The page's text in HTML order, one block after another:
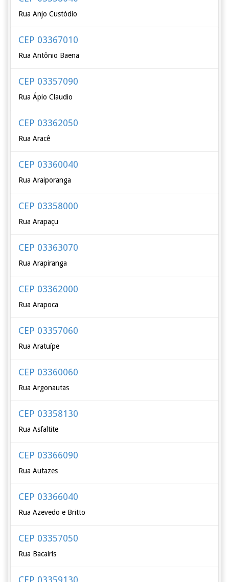
Rua Anjo Custódio
CEP 03367010
Rua Antônio Baena
CEP 03357090
Rua Ápio Claudio
CEP 03362050
Rua Aracê
CEP 03360040
Rua Araiporanga
CEP 03358000
Rua Arapaçu
CEP 03363070
Rua Arapiranga
CEP 03362000
Rua Arapoca
CEP 03357060
Rua Aratuípe
CEP 03360060
Rua Argonautas
CEP 03358130
Rua Asfaltite
CEP 03366090
Rua Autazes
CEP 03366040
Rua Azevedo e Britto
CEP 03357050
Rua Bacairis
CEP 03359130